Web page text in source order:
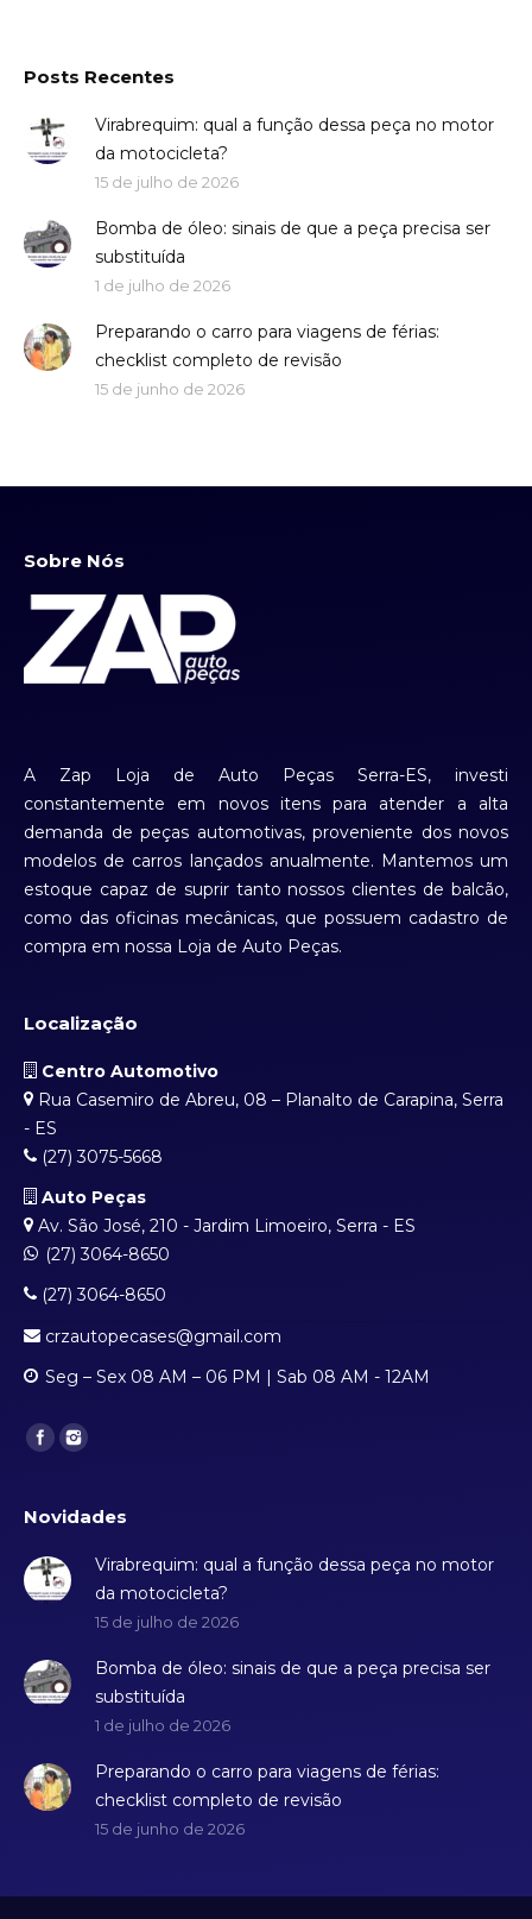
Posts Recentes
Virabrequim: qual a função dessa peça no motor
da motocicleta?
15 de julho de 2026
Bomba de óleo: sinais de que a peça precisa ser
substituída
1 de julho de 2026
Preparando o carro para viagens de férias:
checklist completo de revisão
15 de junho de 2026
Sobre Nós
A Zap Loja de Auto Peças Serra-ES, investi
constantemente em novos itens para atender a alta
demanda de peças automotivas, proveniente dos novos
modelos de carros lançados anualmente. Mantemos um
estoque capaz de suprir tanto nossos clientes de balcão,
como das oficinas mecânicas, que possuem cadastro de
compra em nossa Loja de Auto Peças.
Localização
Centro Automotivo
Rua Casemiro de Abreu, 08 – Planalto de Carapina, Serra
- ES
(27) 3075-5668
Auto Peças
Av. São José, 210 - Jardim Limoeiro, Serra - ES
(27) 3064-8650
(27) 3064-8650
crzautopecases@gmail.com
Seg – Sex 08 AM – 06 PM | Sab 08 AM - 12AM
Find us on:
Novidades
Virabrequim: qual a função dessa peça no motor
da motocicleta?
15 de julho de 2026
Bomba de óleo: sinais de que a peça precisa ser
substituída
1 de julho de 2026
Preparando o carro para viagens de férias:
checklist completo de revisão
15 de junho de 2026